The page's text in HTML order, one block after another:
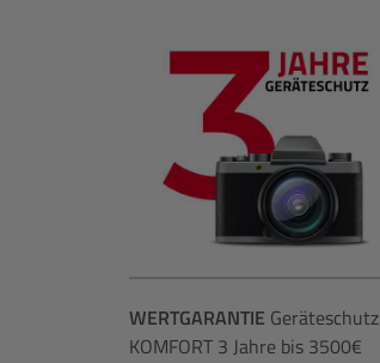
WERTGARANTIE Geräteschutz
KOMFORT 3 Jahre bis 3500€